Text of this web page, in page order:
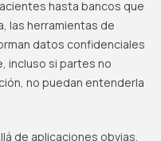
hasta bancos que
las herramientas de
datos confidenciales
incluso si partes no
no puedan entenderla
de aplicaciones obvias,